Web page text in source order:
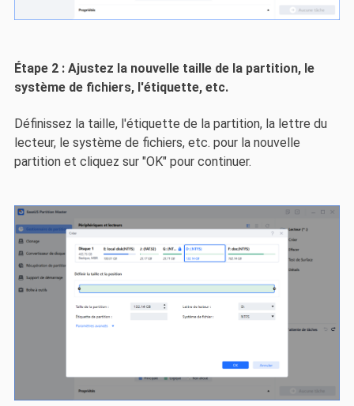
Étape 2 : Ajustez la nouvelle taille de la partition, le
système de fichiers, l'étiquette, etc.
Définissez la taille, l'étiquette de la partition, la lettre du
lecteur, le système de fichiers, etc. pour la nouvelle
partition et cliquez sur "OK" pour continuer.